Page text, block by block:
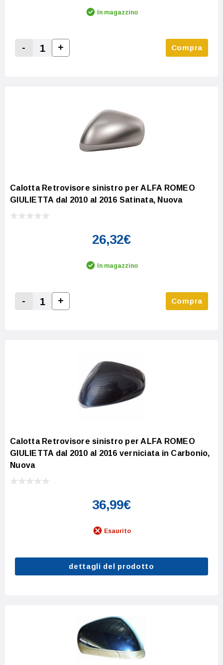
In magazzino
Decrease Quantity:
-
Increase Quantity:
+ Compra
Calotta Retrovisore sinistro per ALFA ROMEO
GIULIETTA dal 2010 al 2016 Satinata, Nuova
26,32€
In magazzino
Decrease Quantity:
-
Increase Quantity:
+ Compra
Calotta Retrovisore sinistro per ALFA ROMEO
GIULIETTA dal 2010 al 2016 verniciata in Carbonio,
Nuova
36,99€
Esaurito
dettagli del prodotto